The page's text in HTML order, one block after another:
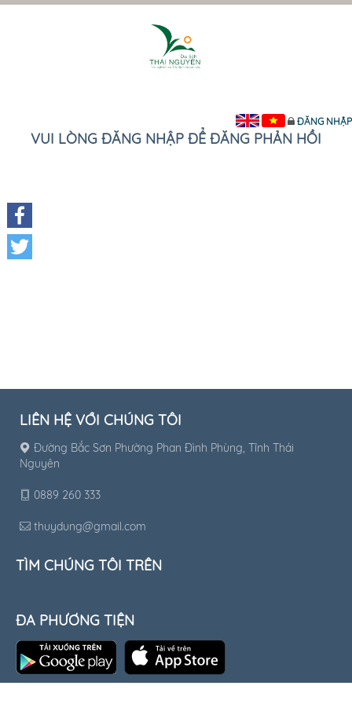
ĐĂNG NHẬP
VUI LÒNG ĐĂNG NHẬP ĐỂ ĐĂNG PHẢN HỒI
LIÊN HỆ VỚI CHÚNG TÔI
Đường Bắc Sơn Phường Phan Đình Phùng, Tỉnh Thái
Nguyên
0889 260 333
thuydung@gmail.com
TÌM CHÚNG TÔI TRÊN
ĐA PHƯƠNG TIỆN
Facebook